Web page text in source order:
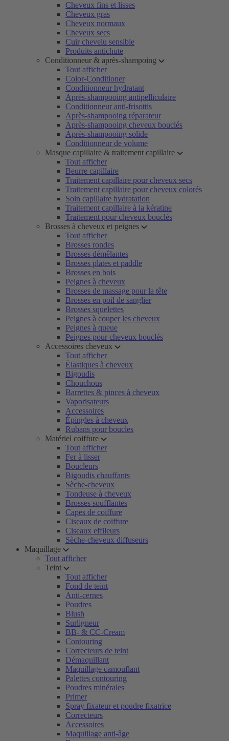
Cheveux fins et lisses
Cheveux gras
Cheveux normaux
Cheveux secs
Cuir chevelu sensible
Produits antichute
Conditionneur & après-shampoing
Tout afficher
Color-Conditioner
Conditionneur hydratant
Après-shampooing antipelliculaire
Conditionneur anti-frisottis
Après-shampooing réparateur
Après-shampooing cheveux bouclés
Après-shampooing solide
Conditionneur de volume
Masque capillaire & traitement capillaire
Tout afficher
Beurre capillaire
Traitement capillaire pour cheveux secs
Traitement capillaire pour cheveux colorés
Soin capillaire hydratation
Traitement capillaire à la kératine
Traitement pour cheveux bouclés
Brosses à cheveux et peignes
Tout afficher
Brosses rondes
Brosses démêlantes
Brosses plates et paddle
Brosses en bois
Peignes à cheveux
Brosses de massage pour la tête
Brosses en poil de sanglier
Brosses squelettes
Peignes à couper les cheveux
Peignes à queue
Peignes pour cheveux bouclés
Accessoires cheveux
Tout afficher
Élastiques à cheveux
Bigoudis
Chouchous
Barrettes & pinces à cheveux
Vaporisateurs
Accessoires
Épingles à cheveux
Rubans pour boucles
Matériel coiffure
Tout afficher
Fer à lisser
Boucleurs
Bigoudis chauffants
Sèche-cheveux
Tondeuse à cheveux
Brosses soufflantes
Capes de coiffure
Ciseaux de coiffure
Ciseaux effileurs
Sèche-cheveux diffuseurs
Maquillage
Tout afficher
Teint
Tout afficher
Fond de teint
Anti-cernes
Poudres
Blush
Surligneur
BB- & CC-Cream
Contouring
Correcteurs de teint
Démaquillant
Maquillage camouflant
Palettes contouring
Poudres minérales
Primer
Spray fixateur et poudre fixatrice
Correcteurs
Accessoires
Maquillage anti-âge